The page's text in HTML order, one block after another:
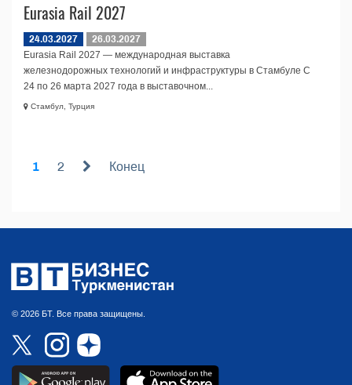
Eurasia Rail 2027
24.03.2027
26.03.2027
Eurasia Rail 2027 — международная выставка
железнодорожных технологий и инфраструктуры в Стамбуле С
24 по 26 марта 2027 года в выставочном...
Стамбул, Турция
1 2 Конец
© 2026 БТ. Все права защищены.